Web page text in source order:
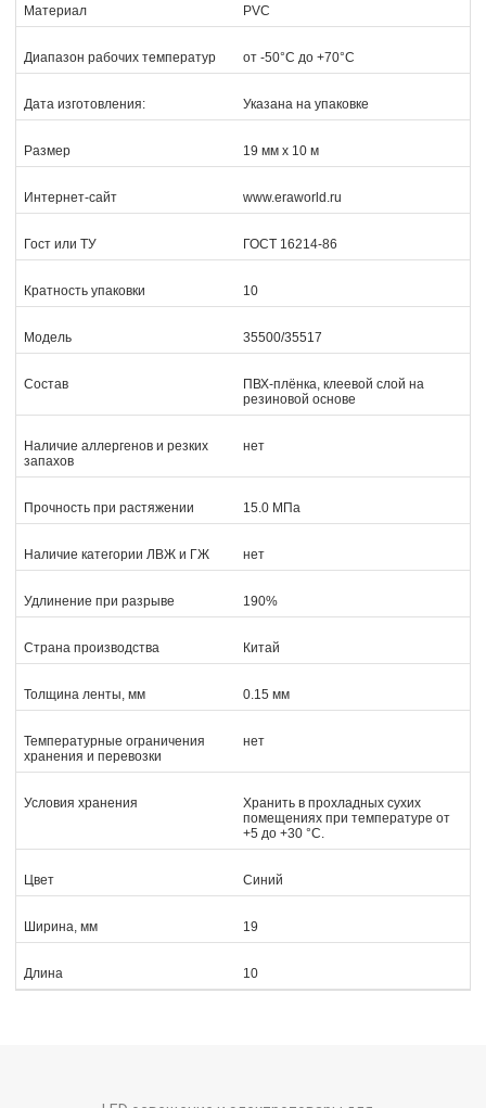
Материал PVC
Диапазон рабочих температур от -50°С до +70°С
Дата изготовления: Указана на упаковке
Размер 19 мм х 10 м
Интернет-сайт www.eraworld.ru
Гост или ТУ ГОСТ 16214-86
Кратность упаковки 10
Модель 35500/35517
Состав
ПВХ-плёнка, клеевой слой на
резиновой основе
Наличие аллергенов и резких
запахов
нет
Прочность при растяжении 15.0 МПа
Наличие категории ЛВЖ и ГЖ нет
Удлинение при разрыве 190%
Страна производства Китай
Толщина ленты, мм 0.15 мм
Температурные ограничения
хранения и перевозки
нет
Условия хранения
Хранить в прохладных сухих
помещениях при температуре от
+5 до +30 °С.
Цвет Синий
Ширина, мм 19
Длина 10